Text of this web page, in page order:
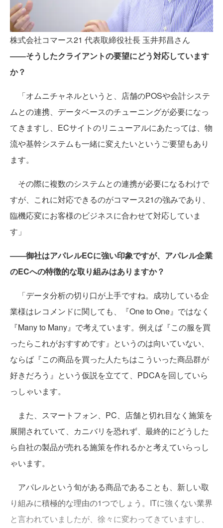
株式会社コマース21 代表取締役社長 玉井邦昌さん
――そうしたクライアントの要望にどう対応しています
か？
「オムニチャネルというと、店舗のPOSや会計システ
ムとの連携、データベースのチューニングが必要になっ
てきますし、ECサイトのリニューアルにあたっては、物
流や基幹システムも一緒に変えたいというご要望もあり
ます。
その際に複数のシステムとの連携が必要になるわけで
すが、これに対応できるのがコマース21の強みであり、
臨機応変にお客様のビジネスに合わせて対応していま
す」
――御社はアパレルECに強い印象ですが、アパレル企業
のECへの特徴的な取り組みはありますか？
「データ分析の切り口が上手ですね。成功している企
業様はレコメンドに関しても、『One to One』ではなく
『Many to Many』で考えています。例えば『この服を買
ったらこれがおすすめです』というのは向いていない、
ならば『この商品を買った人たちはこういった商品群が
好きだろう』という仮説を立てて、PDCAを回していら
っしゃいます。
また、スマートフォン、PC、店舗と切れ目なく施策を
展開されていて、カニバリを恐れず、最終的にどうした
ら自社の製品が売れる施策を作れるかと考えていらっし
ゃいます。
アパレルという旬がある商品であることも、新しい取
り組みに積極的な理由の1つでしょう。ITに強くない業界
と言われていましたが、徐々に変わってきていますし、